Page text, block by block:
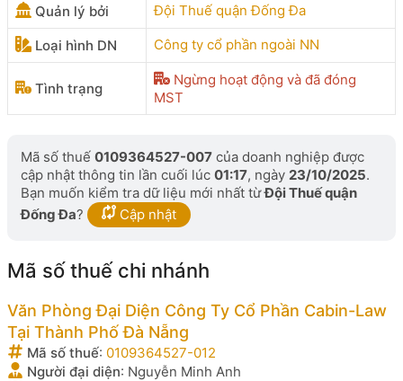
Quản lý bởi Đội Thuế quận Đống Đa
Loại hình DN Công ty cổ phần ngoài NN
Tình trạng
Ngừng hoạt động và đã đóng
MST
Mã số thuế 0109364527-007 của doanh nghiệp được
cập nhật thông tin lần cuối lúc 01:17, ngày 23/10/2025.
Bạn muốn kiểm tra dữ liệu mới nhất từĐội Thuế quận
Đống Đa? Cập nhật
Mã số thuế chi nhánh
Văn Phòng Đại Diện Công Ty Cổ Phần Cabin-Law
Tại Thành Phố Đà Nẵng
Mã số thuế: 0109364527-012
Người đại diện: Nguyễn Minh Anh